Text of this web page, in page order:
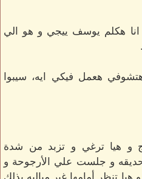
هكلم يوسف ييجي و هو الي
هتشوفي هعمل فيكي ايه، سيبوا
و هيا ترغي و تزبد من شدة
و جلست علي الأرجوحة و